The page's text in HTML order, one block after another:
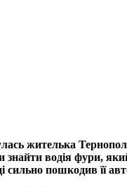
жителька
знайти водія фури,
сильно пошкодив її